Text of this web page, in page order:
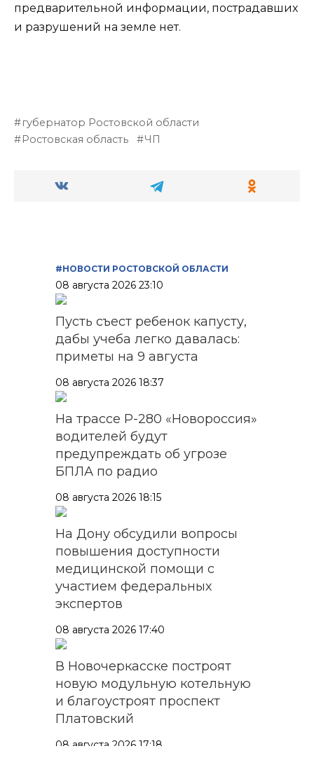
предварительной информации, пострадавших
и разрушений на земле нет.
губернатор Ростовской области
Ростовская область
ЧП
#НОВОСТИ РОСТОВСКОЙ ОБЛАСТИ
08 августа 2026 23:10
Пусть съест ребенок капусту,
дабы учеба легко давалась:
приметы на 9 августа
08 августа 2026 18:37
На трассе Р-280 «Новороссия»
водителей будут
предупреждать об угрозе
БПЛА по радио
08 августа 2026 18:15
На Дону обсудили вопросы
повышения доступности
медицинской помощи с
участием федеральных
экспертов
08 августа 2026 17:40
В Новочеркасске построят
новую модульную котельную
и благоустроят проспект
Платовский
08 августа 2026 17:18